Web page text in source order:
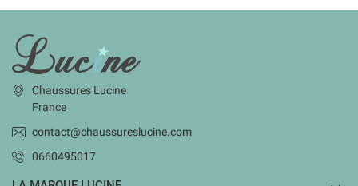
INFORMATIONS
Chaussures Lucine
France
contact@chaussureslucine.com
0660495017